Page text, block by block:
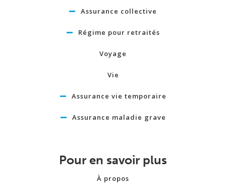
Assurance collective
Régime pour retraités
Voyage
Vie
Assurance vie temporaire
Assurance maladie grave
Pour en savoir plus
À propos